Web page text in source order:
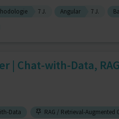
7 J. Angular 7 J.
| Chat-with-Data,
Data RAG / Retrieval-Augmented